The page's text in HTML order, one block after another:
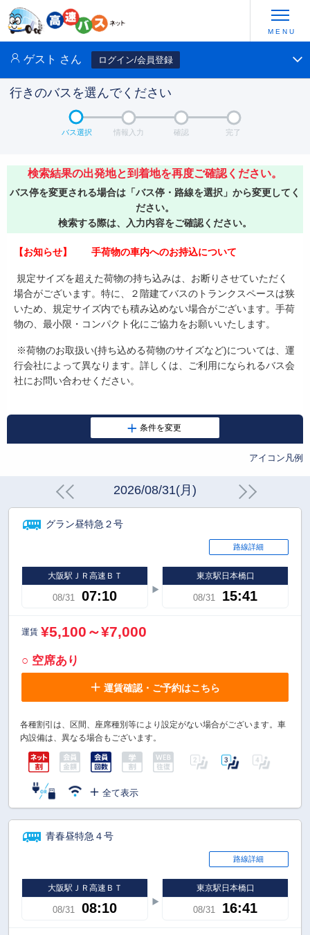
ゲスト さん ログイン/会員登録
行きのバスを選んでください
バス選択 情報入力 確認 完了
検索結果の出発地と到着地を再度ご確認ください。
バス停を変更される場合は「バス停・路線を選択」から変更してく
ださい。
検索する際は、入力内容をご確認ください。
【お知らせ】 手荷物の車内へのお持込について
規定サイズを超えた荷物の持ち込みは、お断りさせていただく
場合がございます。特に、２階建てバスのトランクスペースは狭
いため、規定サイズ内でも積み込めない場合がございます。手荷
物の、最小限・コンパクト化にご協力をお願いいたします。
※荷物のお取扱い(持ち込める荷物のサイズなど)については、運
行会社によって異なります。詳しくは、ご利用になられるバス会
社にお問い合わせください。
アイコン凡例
2026/08/31(月)
グラン昼特急２号
路線詳細
大阪駅ＪＲ高速ＢＴ
08/31 07:10
東京駅日本橋口
08/31 15:41
運賃 ¥5,100～¥7,000
○ 空席あり
運賃確認・ご予約はこちら
各種割引は、区間、座席種別等により設定がない場合がございます。車
内設備は、異なる場合もございます。
全て表示
青春昼特急４号
路線詳細
大阪駅ＪＲ高速ＢＴ
08/31 08:10
東京駅日本橋口
08/31 16:41